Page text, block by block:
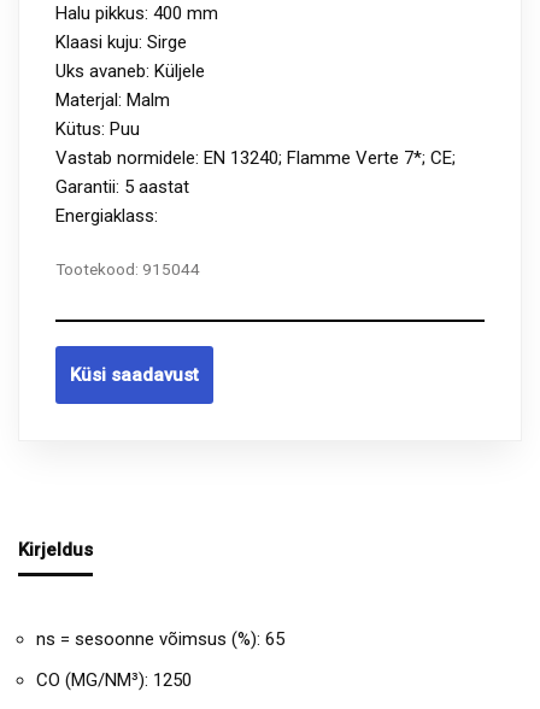
Halu pikkus: 400 mm
Klaasi kuju: Sirge
Uks avaneb: Küljele
Materjal: Malm
Kütus: Puu
Vastab normidele: EN 13240; Flamme Verte 7*; CE;
Garantii: 5 aastat
Energiaklass:
Tootekood: 915044
Küsi saadavust
Kirjeldus
ns = sesoonne võimsus (%): 65
CO (MG/NM³): 1250